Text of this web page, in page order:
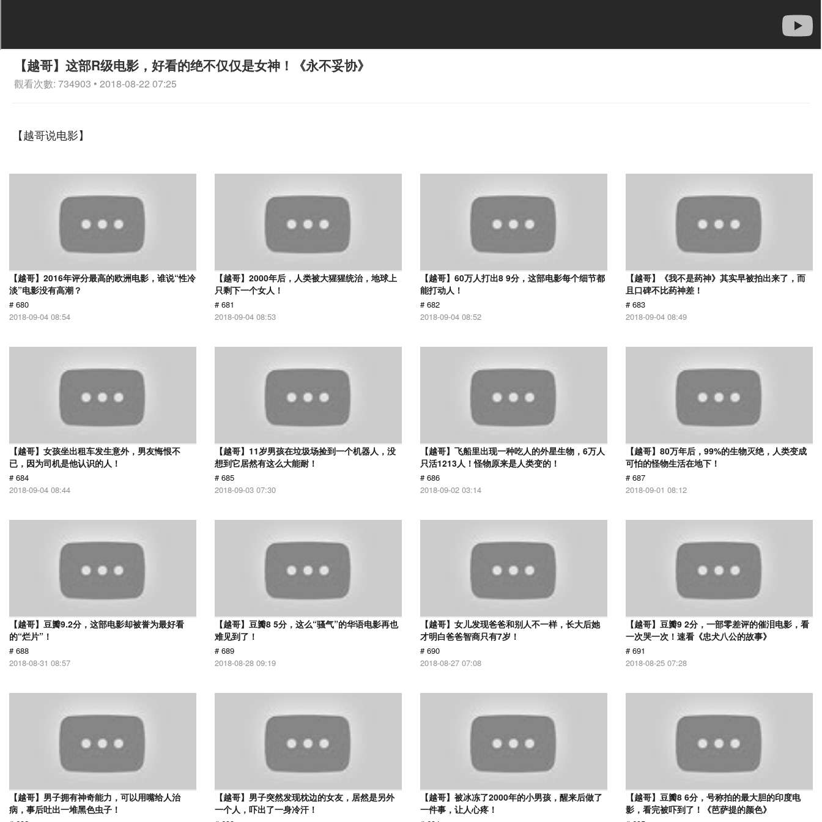
【越哥】这部R级电影，好看的绝不仅仅是女神！《永不妥协》
觀看次數: 734903 • 2018-08-22 07:25
【越哥说电影】
【越哥】2016年评分最高的欧洲电影，谁说“性冷
淡”电影没有高潮？
# 680
2018-09-04 08:54
【越哥】2000年后，人类被大猩猩统治，地球上
只剩下一个女人！
# 681
2018-09-04 08:53
【越哥】60万人打出8 9分，这部电影每个细节都
能打动人！
# 682
2018-09-04 08:52
【越哥】《我不是药神》其实早被拍出来了，而
且口碑不比药神差！
# 683
2018-09-04 08:49
【越哥】女孩坐出租车发生意外，男友悔恨不
已，因为司机是他认识的人！
# 684
2018-09-04 08:44
【越哥】11岁男孩在垃圾场捡到一个机器人，没
想到它居然有这么大能耐！
# 685
2018-09-03 07:30
【越哥】飞船里出现一种吃人的外星生物，6万人
只活1213人！怪物原来是人类变的！
# 686
2018-09-02 03:14
【越哥】80万年后，99%的生物灭绝，人类变成
可怕的怪物生活在地下！
# 687
2018-09-01 08:12
【越哥】豆瓣9.2分，这部电影却被誉为最好看
的“烂片”！
# 688
2018-08-31 08:57
【越哥】豆瓣8 5分，这么“骚气”的华语电影再也
难见到了！
# 689
2018-08-28 09:19
【越哥】女儿发现爸爸和别人不一样，长大后她
才明白爸爸智商只有7岁！
# 690
2018-08-27 07:08
【越哥】豆瓣9 2分，一部零差评的催泪电影，看
一次哭一次！速看《忠犬八公的故事》
# 691
2018-08-25 07:28
【越哥】男子拥有神奇能力，可以用嘴给人治
病，事后吐出一堆黑色虫子！
【越哥】男子突然发现枕边的女友，居然是另外
一个人，吓出了一身冷汗！
【越哥】被冰冻了2000年的小男孩，醒来后做了
一件事，让人心疼！
【越哥】豆瓣8 6分，号称拍的最大胆的印度电
影，看完被吓到了！《芭萨提的颜色》